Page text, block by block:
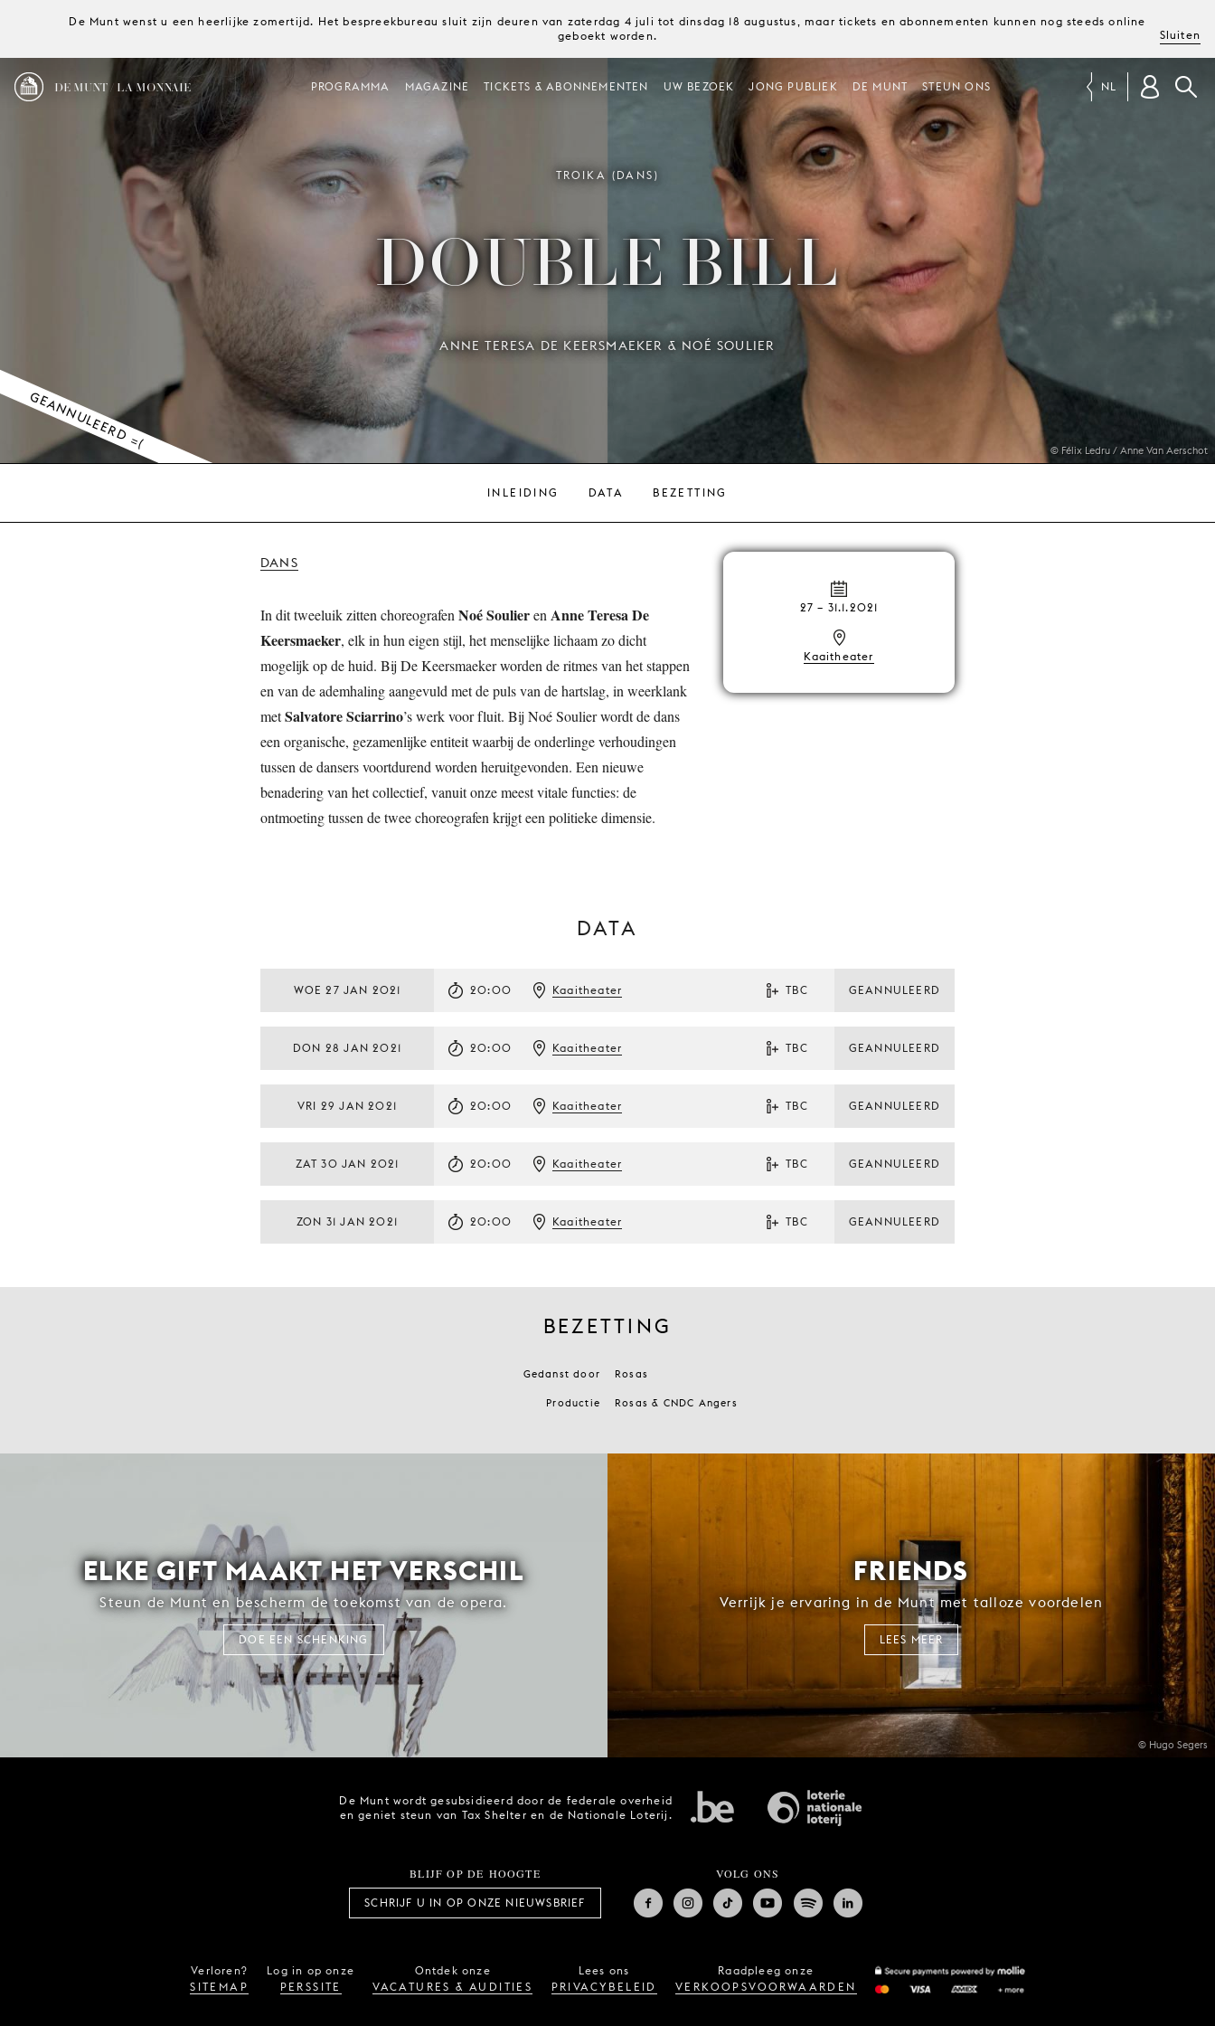
De Munt wenst u een heerlijke zomertijd. Het bespreekbureau sluit zijn deuren van zaterdag 4 juli tot dinsdag 18 augustus, maar tickets en abonnementen kunnen nog steeds online
geboekt worden.
Sluiten
DE MUNT / LA MONNAIE PROGRAMMA MAGAZINE TICKETS & ABONNEMENTEN UW BEZOEK JONG PUBLIEK DE MUNT STEUN ONS NL
© Félix Ledru / Anne Van Aerschot
GEANNULEERD =(
TROIKA (DANS)
DOUBLE BILL
ANNE TERESA DE KEERSMAEKER & NOÉ SOULIER
INLEIDING DATA BEZETTING
DANS
In dit tweeluik zitten choreografen Noé Soulieren Anne Teresa De
Keersmaeker, elk in hun eigen stijl, het menselijke lichaam zo dicht
mogelijk op de huid. Bij De Keersmaeker worden de ritmes van het stappen
en van de ademhaling aangevuld met de puls van de hartslag, in weerklank
metSalvatore Sciarrino’s werk voor fluit. Bij Noé Soulier wordt de dans
een organische, gezamenlijke entiteit waarbij de onderlinge verhoudingen
tussen de dansers voortdurend worden heruitgevonden. Een nieuwe
benadering van het collectief, vanuit onze meest vitale functies: de
ontmoeting tussen de twee choreografen krijgt een politieke dimensie.
27 – 31.1.2021
Kaaitheater
DATA
WOE 27 JAN 2021 20:00 Kaaitheater TBC GEANNULEERD
DON 28 JAN 2021 20:00 Kaaitheater TBC GEANNULEERD
VRI 29 JAN 2021 20:00 Kaaitheater TBC GEANNULEERD
ZAT 30 JAN 2021 20:00 Kaaitheater TBC GEANNULEERD
ZON 31 JAN 2021 20:00 Kaaitheater TBC GEANNULEERD
BEZETTING
Gedanst door Rosas
Productie Rosas & CNDC Angers
ELKE GIFT MAAKT HET VERSCHIL
Steun de Munt en bescherm de toekomst van de opera.
DOE EEN SCHENKING
© Hugo Segers
FRIENDS
Verrijk je ervaring in de Munt met talloze voordelen
LEES MEER
De Munt wordt gesubsidieerd door de federale overheid
en geniet steun van Tax Shelter en de Nationale Loterij.
BLIJF OP DE HOOGTE
SCHRIJF U IN OP ONZE NIEUWSBRIEF
VOLG ONS
Verloren?
SITEMAP
Log in op onze
PERSSITE
Ontdek onze
VACATURES & AUDITIES
Lees ons
PRIVACYBELEID
Raadpleeg onze
VERKOOPSVOORWAARDEN